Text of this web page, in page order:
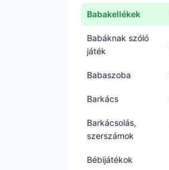
Babakellékek
Babáknak szóló
játék
Babaszoba
Barkács
Barkácsolás,
szerszámok
Bébijátékok